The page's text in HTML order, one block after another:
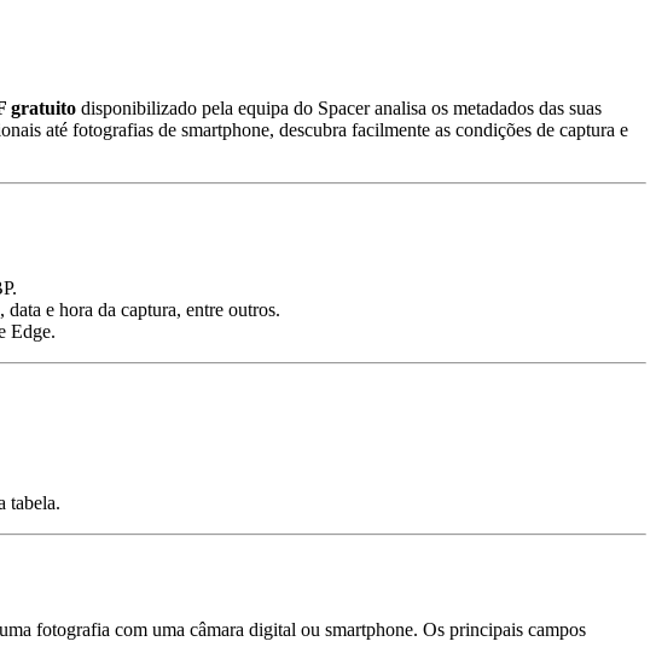
gratuito disponibilizado pela equipa do Spacer analisa os metadados das suas
até fotografias de smartphone, descubra facilmente as condições de captura e
e hora da captura, entre outros.
Edge.
tabela.
fotografia com uma câmara digital ou smartphone. Os principais campos